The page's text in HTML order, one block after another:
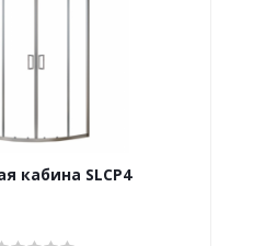
кабина SLCP4